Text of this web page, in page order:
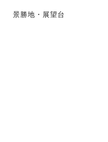
景勝地・展望台